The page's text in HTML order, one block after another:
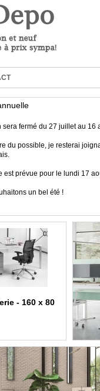
sera fermé du 27 juillet au 16
du possible, je resterai
est prévue pour le lundi 17
un bel été !
- 160 x 80